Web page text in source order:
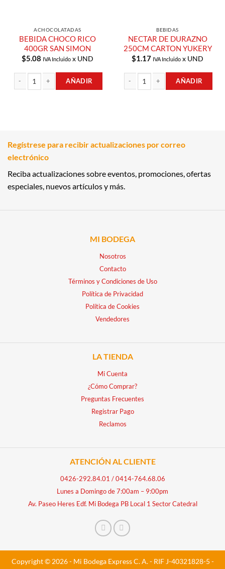
ACHOCOLATADAS
BEBIDA CHOCO RICO
400GR SAN SIMON
$5.08 IVA Incluido x UND
AÑADIR
BEBIDAS
NECTAR DE DURAZNO
250CM CARTON YUKERY
$1.17 IVA Incluido x UND
AÑADIR
Regístrese para recibir actualizaciones por correo
electrónico
Reciba actualizaciones sobre eventos, promociones, ofertas
especiales, nuevos artículos y más.
MI BODEGA
Nosotros
Contacto
Términos y Condiciones de Uso
Política de Privacidad
Política de Cookies
Vendedores
LA TIENDA
Mi Cuenta
¿Cómo Comprar?
Preguntas Frecuentes
Registrar Pago
Reclamos
ATENCIÓN AL CLIENTE
0426-292.84.01 /0414-764.68.06
Lunes a Domingo de 7:00am – 9:00pm
Av. Paseo Heres Edf. Mi Bodega PB Local 1 Sector Catedral
Copyright © 2026 - Mi Bodega Express C. A. - RIF J-40321828-5 -